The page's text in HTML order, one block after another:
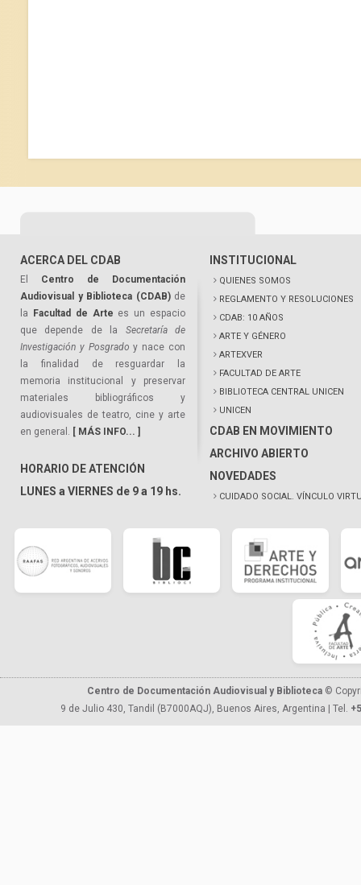
ACERCA DEL CDAB
El Centro de Documentación
Audiovisual y Biblioteca (CDAB)de
la
Facultad de Arte es un espacio
que depende de la Secretaría de
Investigación y Posgrado y nace con
la finalidad de resguardar la
memoria institucional y preservar
materiales bibliográficos y
audiovisuales de teatro, cine y arte
en general. [ MÁS INFO... ]
HORARIO DE ATENCIÓN
LUNES a VIERNES de 9 a 19 hs.
INSTITUCIONAL
QUIENES SOMOS
REGLAMENTO Y RESOLUCIONES
CDAB: 10 AÑOS
ARTE Y GÉNERO
ARTEXVER
FACULTAD DE ARTE
BIBLIOTECA CENTRAL UNICEN
UNICEN
CDAB EN MOVIMIENTO
ARCHIVO ABIERTO
NOVEDADES
CUIDADO SOCIAL. VÍNCULO
Centro de Documentación Audiovisual y Biblioteca ©
9 de Julio 430, Tandil (B7000AQJ), Buenos Aires, Argentina | Tel.